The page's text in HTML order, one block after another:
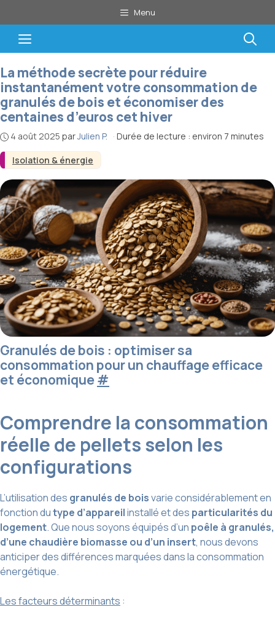
au
contenu
Menu
Menu
Isolation & énergie
La méthode secrète pour réduire
instantanément votre consommation de
granulés de bois et économiser des
centaines d’euros cet hiver
4 août 2025 parJulien P. · Durée de lecture : environ 7 minutes
Granulés de bois : optimiser sa
consommation pour un chauffage efficace
et économique#
Comprendre la consommation
réelle de pellets selon les
configurations
L’utilisation des granulés de boisvarie considérablement en
fonction dutype d’appareilinstallé et des particularités du
logement. Que nous soyons équipés d’un poêle à granulés,
d’une chaudière biomasse ou d’un insert, nous devons
anticiper des différences marquées dans la consommation
énergétique.
Les facteurs déterminants :